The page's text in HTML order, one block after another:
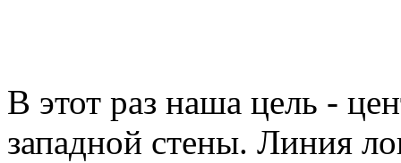
В этот раз наша цель -
западной стены. Линия